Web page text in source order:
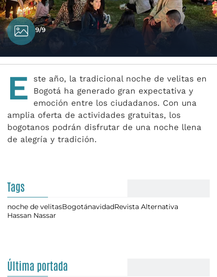
9/9
E
ste año, la tradicional noche de velitas en
Bogotá ha generado gran expectativa y
emoción entre los ciudadanos. Con una
amplia oferta de actividades gratuitas, los
bogotanos podrán disfrutar de una noche llena
de alegría y tradición.
Tags
noche de velitasBogotánavidadRevista Alternativa
Hassan Nassar
Última portada